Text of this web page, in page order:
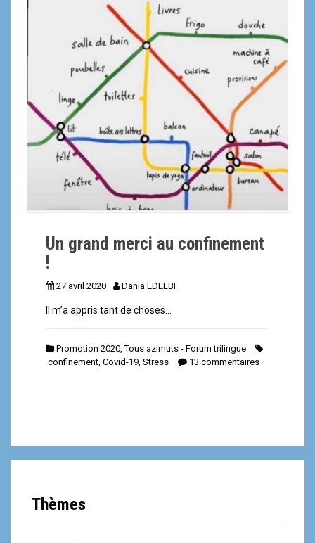
Un grand merci au confinement
!
27 avril 2020 Dania EDELBI
Il m’a appris tant de choses…
Promotion 2020,Tous azimuts - Forum trilingue
confinement, Covid-19, Stress 13 commentaires
Thèmes